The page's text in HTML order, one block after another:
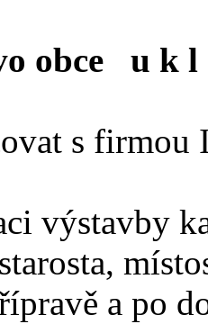
obce u k l
s firmou
výstavby
a po